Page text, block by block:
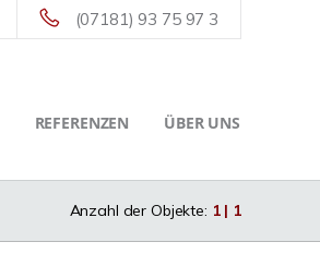
(07181) 93 75 97 3
REFERENZEN ÜBER UNS
Anzahl der Objekte: 1 | 1